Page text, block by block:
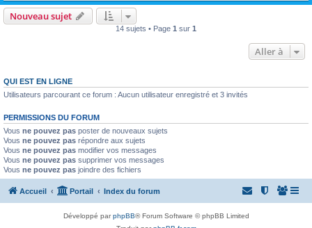
Nouveau sujet
14 sujets • Page 1 sur 1
Aller à
QUI EST EN LIGNE
Utilisateurs parcourant ce forum : Aucun utilisateur enregistré et 3 invités
PERMISSIONS DU FORUM
Vous ne pouvez pas poster de nouveaux sujets
Vous ne pouvez pas répondre aux sujets
Vous ne pouvez pas modifier vos messages
Vous ne pouvez pas supprimer vos messages
Vous ne pouvez pas joindre des fichiers
Accueil Portail Index du forum
Développé parphpBB® Forum Software © phpBB Limited